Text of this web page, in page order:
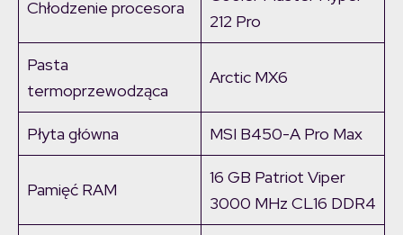
Chłodzenie procesora
212 Pro
Pasta
termoprzewodząca
Arctic MX6
Płyta główna MSI B450-A Pro Max
Pamięć RAM
16 GB Patriot Viper
3000 MHz CL16 DDR4